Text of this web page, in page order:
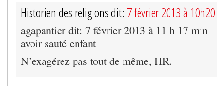
Historien des religions dit: 7 février 2013 à 10h20
agapantier dit: 7 février 2013 à 11 h 17 min
avoir sauté enfant
N’exagérez pas tout de même, HR.